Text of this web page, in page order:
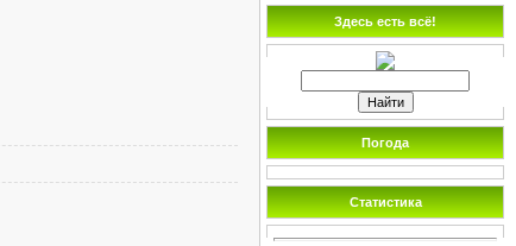
Здесь есть всё!
Погода
Статистика